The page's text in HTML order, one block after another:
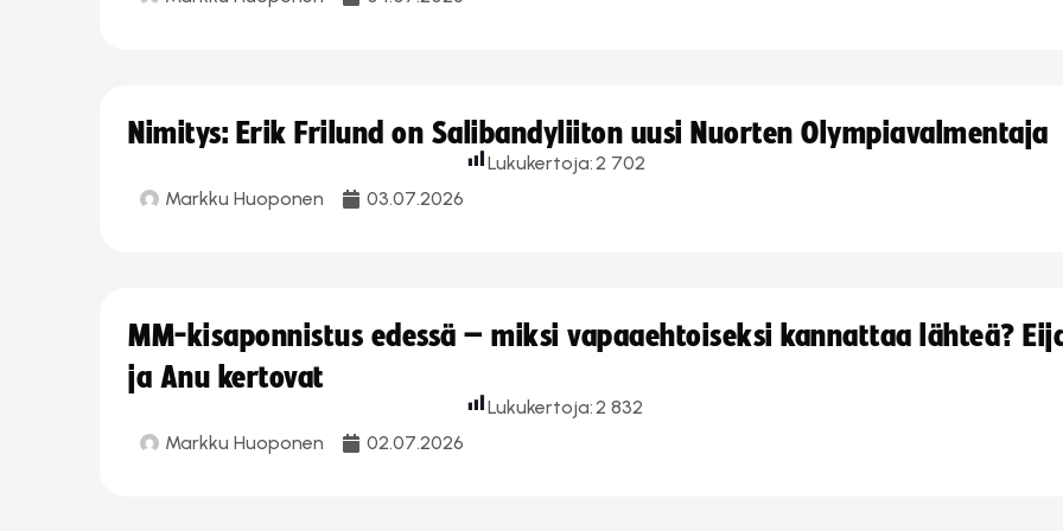
Nimitys: Erik Frilund on Salibandyliiton uusi Nuorten Olympiavalmentaja
Markku Huoponen 03.07.2026
Lukukertoja:2 702
MM-kisaponnistus edessä – miksi vapaaehtoiseksi kannattaa lähteä?
ja Anu kertovat
Markku Huoponen 02.07.2026
Lukukertoja:2 832